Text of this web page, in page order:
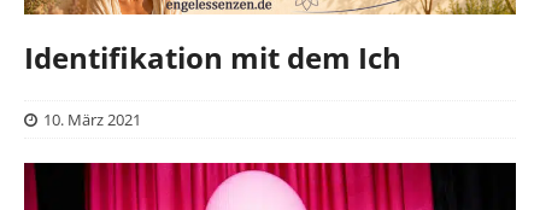
Identifikation mit dem Ich
10. März 2021